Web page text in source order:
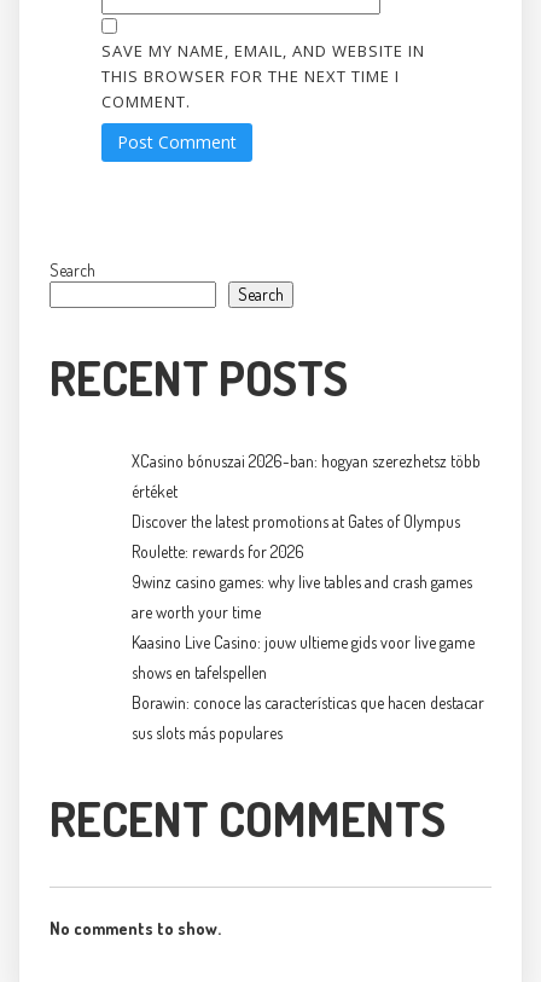
SAVE MY NAME, EMAIL, AND WEBSITE IN
THIS BROWSER FOR THE NEXT TIME I
COMMENT.
Search
Search
RECENT POSTS
XCasino bónuszai 2026-ban: hogyan szerezhetsz több
értéket
Discover the latest promotions at Gates of Olympus
Roulette: rewards for 2026
9winz casino games: why live tables and crash games
are worth your time
Kaasino Live Casino: jouw ultieme gids voor live game
shows en tafelspellen
Borawin: conoce las características que hacen destacar
sus slots más populares
RECENT COMMENTS
No comments to show.